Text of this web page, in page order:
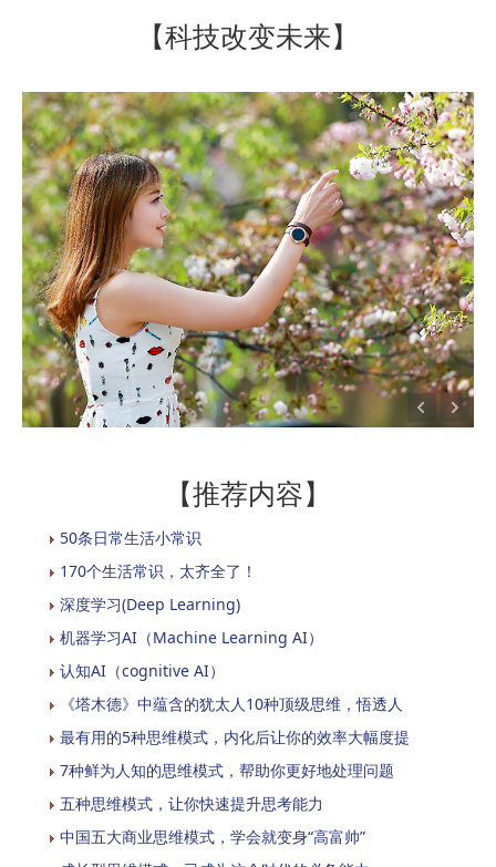
【科技改变未来】
【推荐内容】
50条日常生活小常识
170个生活常识，太齐全了！
深度学习(Deep Learning)
机器学习AI（Machine Learning AI）
认知AI（cognitive AI）
《塔木德》中蕴含的犹太人10种顶级思维，悟透人
最有用的5种思维模式，内化后让你的效率大幅度提
7种鲜为人知的思维模式，帮助你更好地处理问题
五种思维模式，让你快速提升思考能力
中国五大商业思维模式，学会就变身“高富帅”